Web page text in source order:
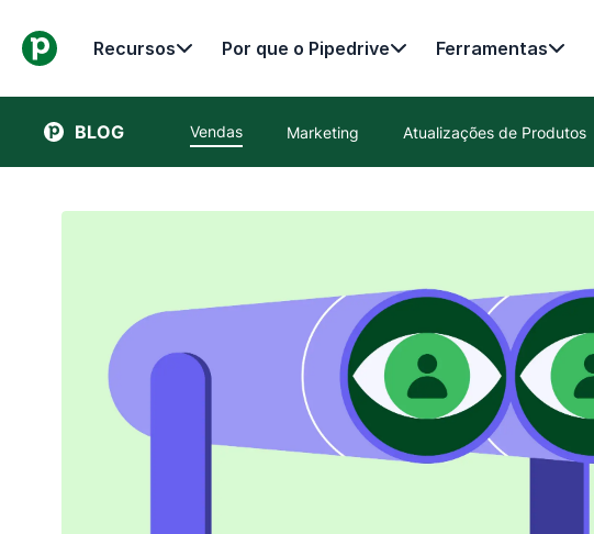
Recursos Por que o Pipedrive Ferramentas
BLOG Vendas Marketing Atualizações de Produtos